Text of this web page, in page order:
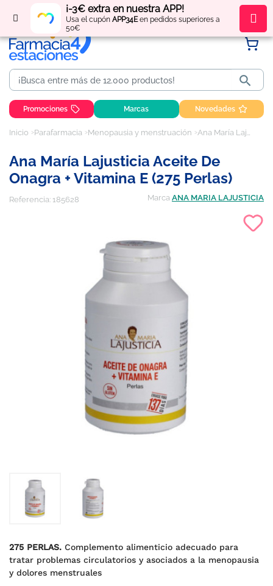
¡-3€ extra en nuestra APP!
Usa el cupón APP34Een pedidos superiores a
50€
Regístratey obténpuntos por tus compras

Promociones Marcas Novedades
Inicio Parafarmacia Menopausia y menstruación Ana María Lajusticia Aceite de Onagra + Vitamina E (275 perlas)
Ana María Lajusticia Aceite De
Onagra + Vitamina E (275 Perlas)
Referencia: 185628 Marca ANA MARIA LAJUSTICIA
275 PERLAS. Complemento alimenticio adecuado para
tratar problemas circulatorios y asociados a la menopausia
y dolores menstruales